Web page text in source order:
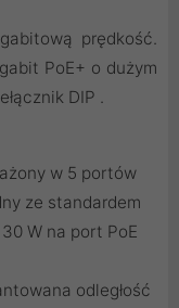
prędkość.
PoE+ o dużym
DIP .
w 5 portów
ze standardem
W na port PoE
odległość